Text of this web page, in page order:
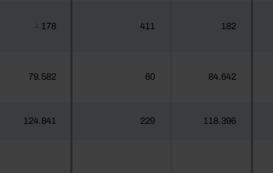
178 411 182
79.582 60 84.642
124.841 229 118.396